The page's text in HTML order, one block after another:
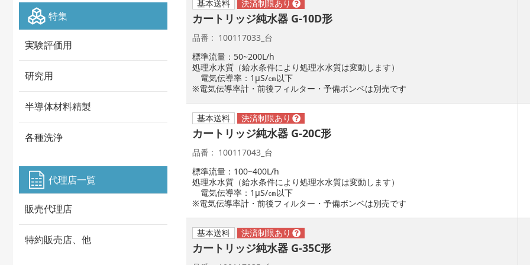
基本送料
カートリッジ純水器 G-10D形
品番
100117033_台
標準流量：50~200L/h
処理水水質（給水条件により処理水水質は変動します）
電気伝導率：1μS/㎝以下
※電気伝導率計・前後フィルター・予備ボンベは別売です
基本送料
カートリッジ純水器 G-20C形
品番
100117043_台
標準流量：100~400L/h
処理水水質（給水条件により処理水水質は変動します）
電気伝導率：1μS/㎝以下
※電気伝導率計・前後フィルター・予備ボンベは別売です
基本送料
カートリッジ純水器 G-35C形
特集
実験評価用
研究用
半導体材料精製
各種洗浄
代理店一覧
販売代理店
特約販売店、他